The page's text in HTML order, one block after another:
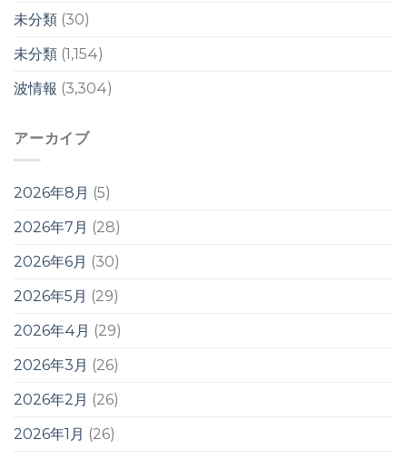
未分類 (30)
未分類 (1,154)
波情報 (3,304)
アーカイブ
2026年8月 (5)
2026年7月 (28)
2026年6月 (30)
2026年5月 (29)
2026年4月 (29)
2026年3月 (26)
2026年2月 (26)
2026年1月 (26)